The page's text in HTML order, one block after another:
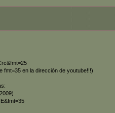
fmt=35 en la dirección de youtube!!!)